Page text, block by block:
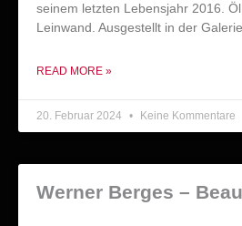
seinem letzten Lebensjahr 2016.
Leinwand. Ausgestellt in der
READ MORE »
20. Februar 2024 Keine Kommentare
Werner Berges –